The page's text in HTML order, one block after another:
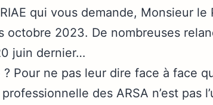
qui vous demande, Monsieur le
octobre 2023. De nombreuses
juin dernier…
Pour ne pas leur dire face à face
des ARSA n’est pas